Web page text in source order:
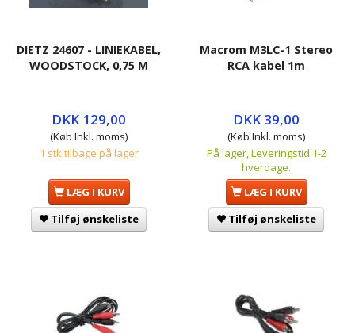
DIETZ 24607 - LINIEKABEL,
WOODSTOCK, 0,75 M
DKK 129,00
(Køb Inkl. moms)
1 stk tilbage på lager
LÆG I KURV
Tilføj ønskeliste
Macrom M3LC-1 Stereo
RCA kabel 1m
DKK 39,00
(Køb Inkl. moms)
På lager, Leveringstid 1-2
hverdage.
LÆG I KURV
Tilføj ønskeliste